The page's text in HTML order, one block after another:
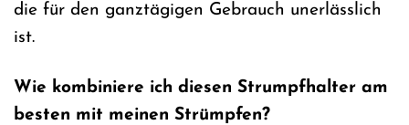
die für den ganztägigen Gebrauch unerlässlich
ist.
Wie kombiniere ich diesen Strumpfhalter am
besten mit meinen Strümpfen?